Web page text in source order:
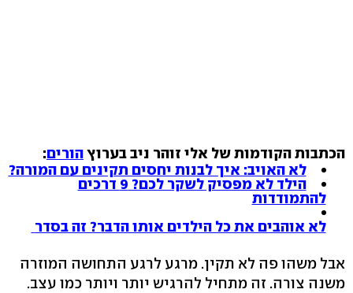
הכתבות הקודמות של אלי זוהר ניב בערוץהורים:
לא האויב: איך לבנות יחסים תקינים עם המורה?
הילד לא מפסיק לשקר לכם? 9 דרכים
להתמודדות
לא אוהבים את כל הילדים אותו הדבר? זה בסדר
אבל משהו פה לא תקין. מרגע לרגע התחושה המוזרה
משנה צורה. זה מתחיל להרגיש יותר ויותר כמו עצב.